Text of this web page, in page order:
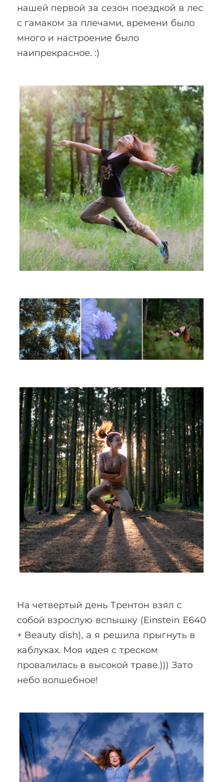
нашей первой за сезон поездкой в лес
с гамаком за плечами, времени было
много и настроение было
наипрекрасное. :)
На четвертый день Трентон взял с
собой взрослую вспышку (Einstein E640
+ Beauty dish), а я решила прыгнуть в
каблуках. Моя идея с треском
провалилась в высокой траве.))) Зато
небо волшебное!